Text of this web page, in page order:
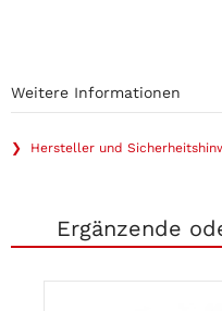
Weitere Informationen
❯ Hersteller und
Ergänzende